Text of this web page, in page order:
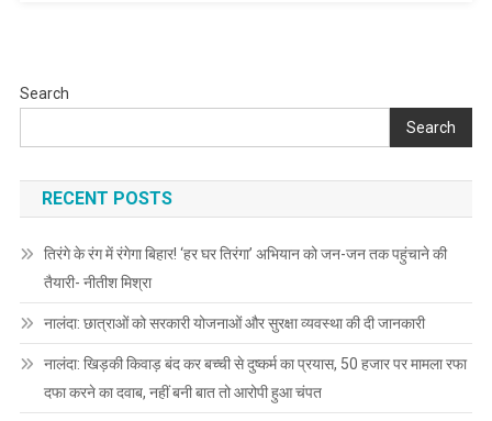
कीमत?
Search
Search
RECENT POSTS
तिरंगे के रंग में रंगेगा बिहार! ‘हर घर तिरंगा’ अभियान को जन-जन तक पहुंचाने की
तैयारी- नीतीश मिश्रा
नालंदा: छात्राओं को सरकारी योजनाओं और सुरक्षा व्यवस्था की दी जानकारी
नालंदा: खिड़की किवाड़ बंद कर बच्ची से दुष्कर्म का प्रयास, 50 हजार पर मामला रफा
दफा करने का दवाब, नहीं बनी बात तो आरोपी हुआ चंपत